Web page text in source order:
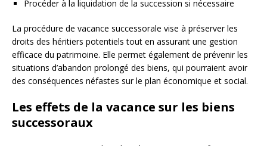
Procéder à la liquidation de la succession si nécessaire
La procédure de vacance successorale vise à préserver les
droits des héritiers potentiels tout en assurant une gestion
efficace du patrimoine. Elle permet également de prévenir les
situations d’abandon prolongé des biens, qui pourraient avoir
des conséquences néfastes sur le plan économique et social.
Les effets de la vacance sur les biens
successoraux